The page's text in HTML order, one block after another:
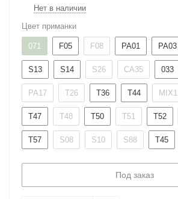
Нет в наличии
Цвет приманки
071 F05 F08 PA01 PA03
S13 S14 S26 CA35 033
PA17 T26 T36 T44 MIX1
T47 T48 T50 T51 T52
T57 S08 S10 S88 T45
Под заказ